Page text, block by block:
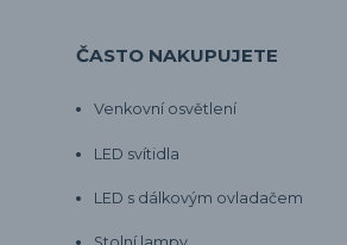
ČASTO NAKUPUJETE
Venkovní osvětlení
LED svítidla
LED s dálkovým ovladačem